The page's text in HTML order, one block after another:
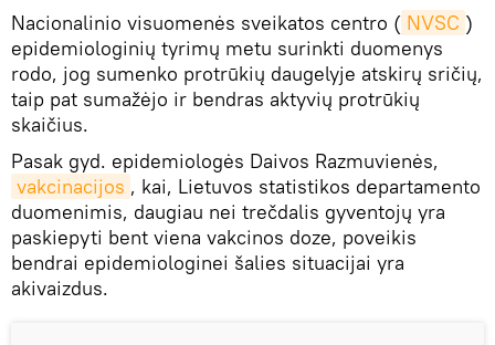
Nacionalinio visuomenės sveikatos centro ( NVSC )
epidemiologinių tyrimų metu surinkti duomenys
rodo, jog sumenko protrūkių daugelyje atskirų sričių,
taip pat sumažėjo ir bendras aktyvių protrūkių
skaičius.
Pasak gyd. epidemiologės Daivos Razmuvienės,
vakcinacijos , kai, Lietuvos statistikos departamento
duomenimis, daugiau nei trečdalis gyventojų yra
paskiepyti bent viena vakcinos doze, poveikis
bendrai epidemiologinei šalies situacijai yra
akivaizdus.